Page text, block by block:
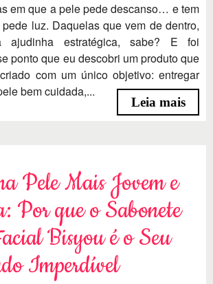
em que a pele pede descanso… e tem
luz. Daquelas que vem de dentro,
ajudinha estratégica, sabe? E foi
ponto que eu descobri um produto que
com um único objetivo: entregar
bem cuidada,...
Leia mais
Pele Mais Jovem e
Por que o Sabonete
Bisyou é o Seu
Imperdível